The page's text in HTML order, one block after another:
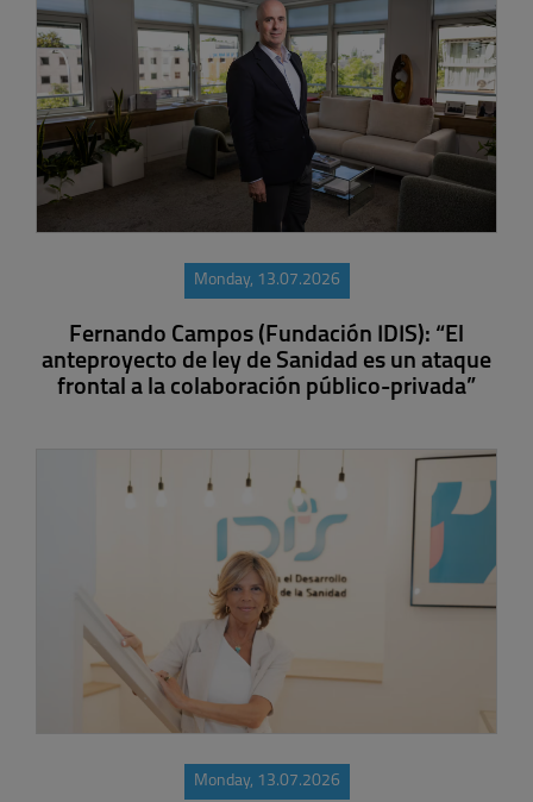
Monday, 13.07.2026
Fernando Campos (Fundación IDIS): “El
anteproyecto de ley de Sanidad es un ataque
frontal a la colaboración público-privada”
Monday, 13.07.2026